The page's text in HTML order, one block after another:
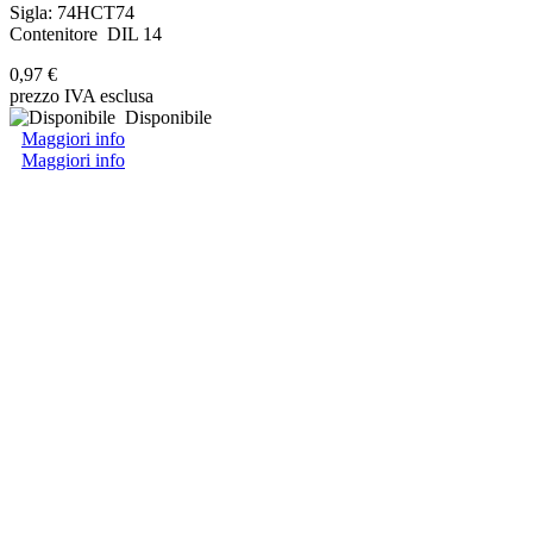
Sigla: 74HCT74
Contenitore DIL 14
0,97 €
prezzo IVA esclusa
Disponibile
Maggiori info
Maggiori info